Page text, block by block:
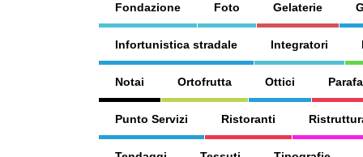
Fondazione Foto Gelaterie
Infortunistica stradale Integratori
Notai Ortofrutta Ottici
Punto Servizi Ristoranti